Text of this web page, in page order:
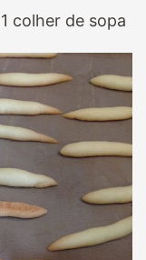
colher de sopa